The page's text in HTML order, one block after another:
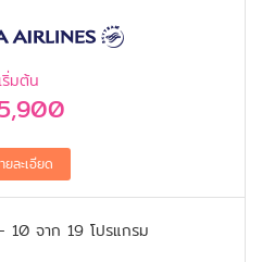
อยท์ – ฮอร์สชู เบนด์
– ซิทาเดล เอาท์เลท –
ลีวูด วอล์ก ออฟ เฟม –
พาร์ค – แซนตา มอนิ
เริ่มต้น
10จาก 19โปรแกรม